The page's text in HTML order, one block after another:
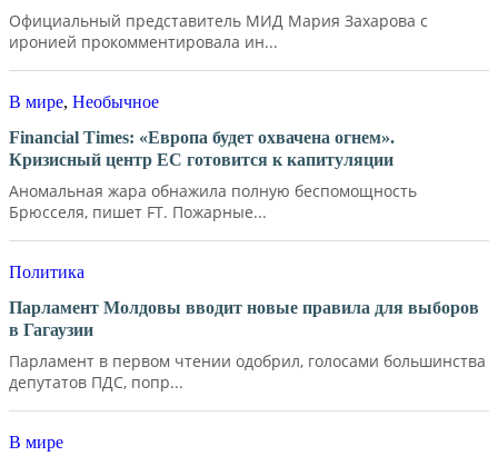
Официальный представитель МИД Мария Захарова с
иронией прокомментировала ин...
В мире, Необычное
Financial Times: «Европа будет охвачена огнем».
Кризисный центр ЕС готовится к капитуляции
Аномальная жара обнажила полную беспомощность
Брюсселя, пишет FT. Пожарные...
Политика
Парламент Молдовы вводит новые правила для выборов
в Гагаузии
Парламент в первом чтении одобрил, голосами большинства
депутатов ПДС, попр...
В мире